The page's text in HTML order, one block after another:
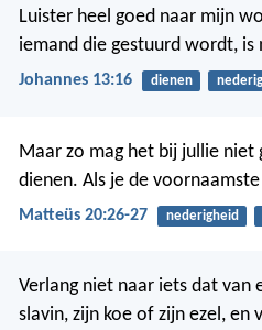
Luister heel goed naar mijn
iemand die gestuurd wordt,
Johannes 13:16 dienen
Maar zo mag het bij jullie niet
dienen. Als je de
Matteüs 20:26-27 nederigheid
Verlang niet naar iets dat van
slavin, zijn koe of zijn ezel, en